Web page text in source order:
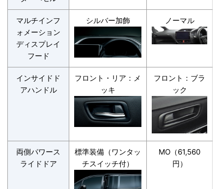
マルチインフ
ォメーション
ディスプレイ
フード
シルバー加飾 ノーマル
インサイドド
アハンドル
フロント・リア：メ
ッキ
フロント：ブラ
ック
両側パワース
ライドドア
標準装備（ワンタッ
チスイッチ付）
MO（61,560
円）